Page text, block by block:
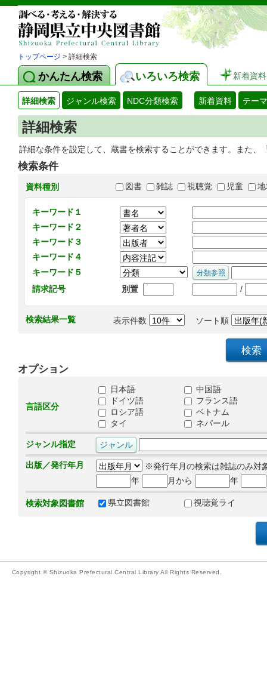
トップページ > 詳細検索
かんたん検索 いろいろ検索 新着資料
詳細検索 ジャンル検索 NDC分類検索 新着資料 テー
詳細検索
詳細な条件を設定して、蔵書を検索することができます。また
検索条件
資料種別 図書 雑誌 視聴覚 児童
キーワード１
キーワード２
キーワード３
キーワード４
キーワード５
請求記号
別置 /
検索結果一覧 表示件数 ソート順
オプション
言語区分
日本語
中国語
ドイツ語
フランス語
ロシア語
ベトナム
タイ
ネパール
ジャンル指定
出版／発行年月
※発行年月の検索は雑誌のみ対
年
月から 年
検索対象図書館 県立図書館 視聴覚ライ
Copyright © Shizuoka Prefectural Central Library All Rights Reserved.